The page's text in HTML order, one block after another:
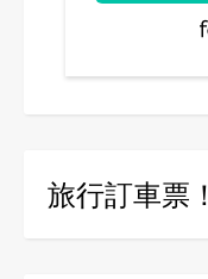
旅行訂車票！